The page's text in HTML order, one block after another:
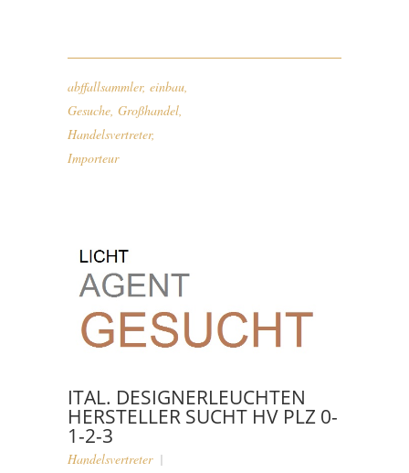
abffallsammler, einbau,
Gesuche, Großhandel,
Handelsvertreter,
Importeur
ITAL. DESIGNERLEUCHTEN
HERSTELLER SUCHT HV PLZ 0-
1-2-3
Handelsvertreter